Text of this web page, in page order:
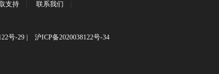
支持 联系我们
号-29| 沪ICP备2020038122号-34